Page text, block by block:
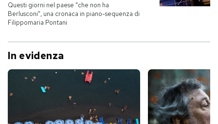
Questi giorni nel paese "che non ha
Berlusconi", una cronaca in piano-sequenza di
Filippomaria Pontani
In evidenza